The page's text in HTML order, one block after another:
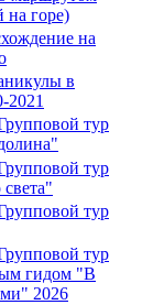
на горе)
на
в
2021
тур
тур
тур
тур
гидом "В
2026